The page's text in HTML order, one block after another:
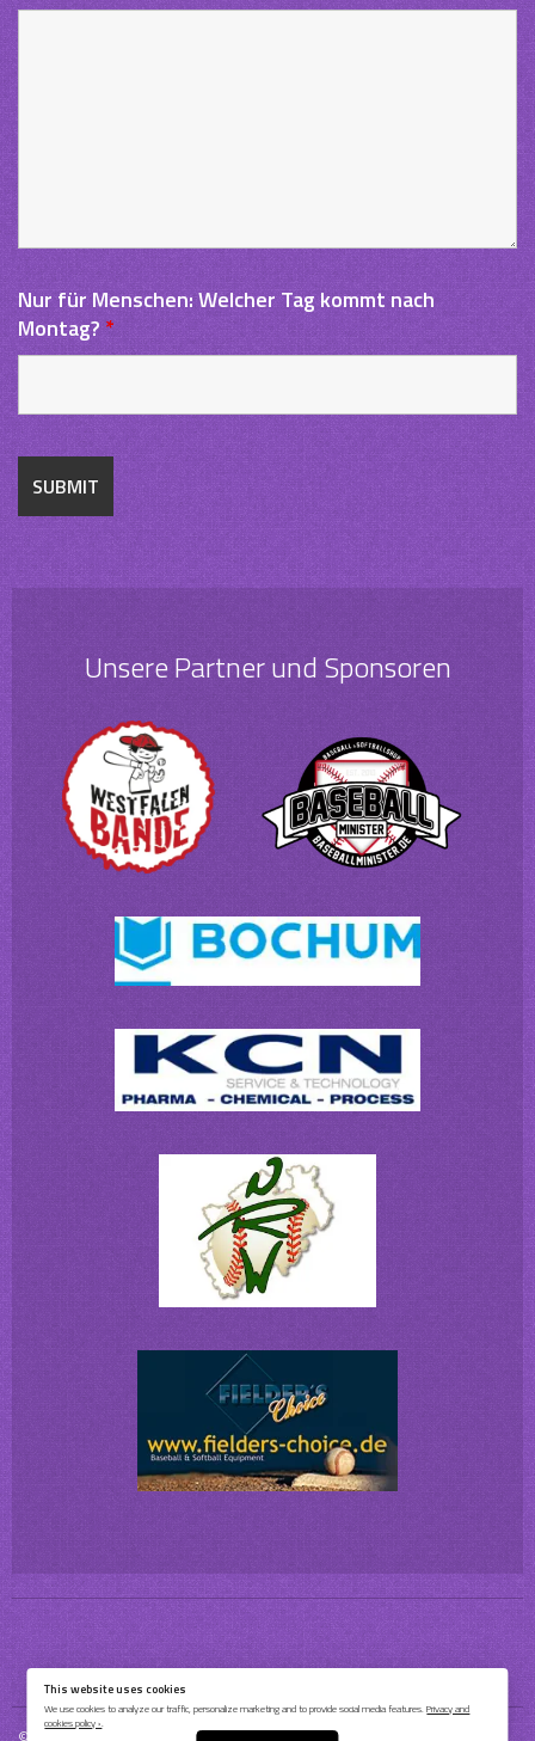
Nur für Menschen: Welcher Tag kommt nach
Montag? *
Unsere Partner und Sponsoren
This website uses cookies
We use cookies to analyze our traffic, personalize marketing and to provide social media features.Privacy and
cookies policy ›.